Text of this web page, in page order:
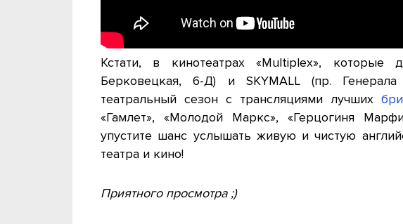
Кстати, в кинотеатрах «Multiplex», которые
Берковецкая, 6-Д) и SKYMALL (пр.
театральный сезон с трансляциями лучших
«Гамлет», «Молодой Маркс», «Герцогиня
упустите шанс услышать живую и чистую
театра и кино!
Приятного просмотра ;)